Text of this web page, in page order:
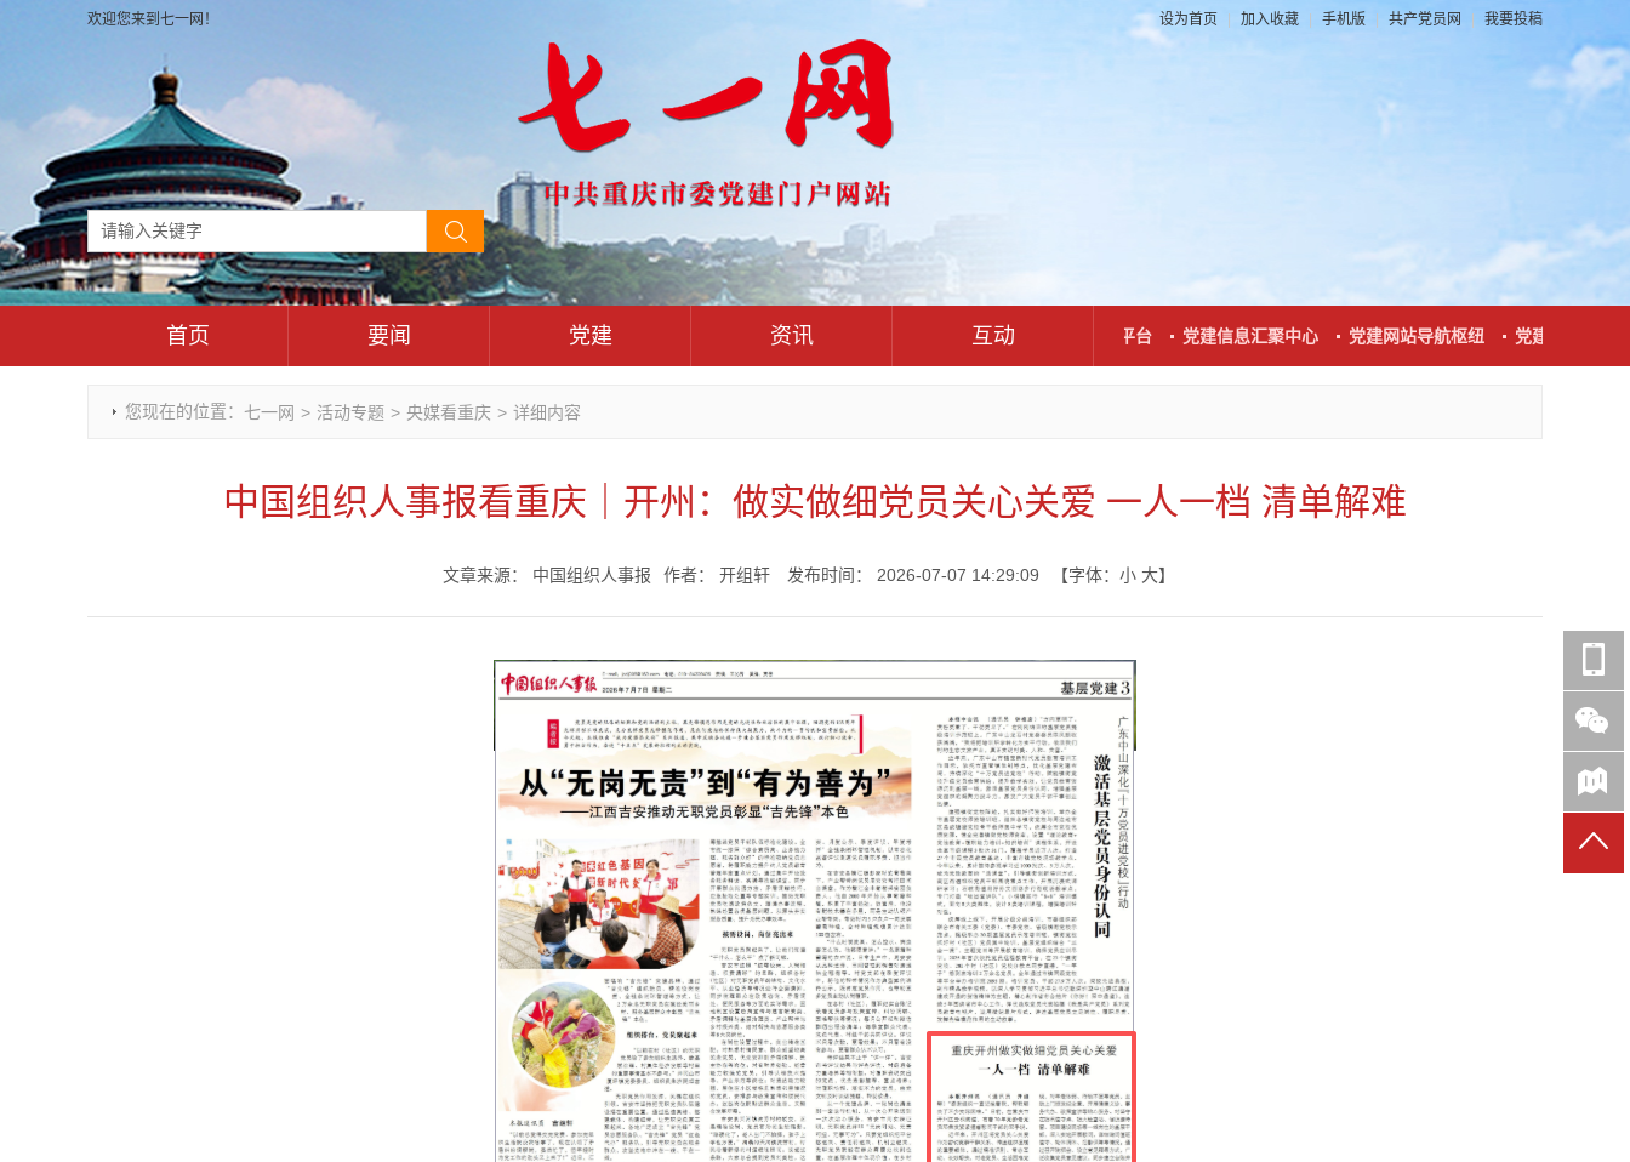
欢迎您来到七一网！ 设为首页 | 加入收藏 | 手机版 | 共产党员网 | 我要投稿
首页 要闻
重庆市领导活动报道集
理论武装
党建
干部工作
基层组织建设
资讯
党务知识
七一书院
互动
党建头条微信公众号
党群联系互动平台 党建信息汇聚中心 党建网站导航枢纽 党建新闻发布窗
您现在的位置： 七一网 > 活动专题 > 央媒看重庆 > 详细内容
中国组织人事报看重庆｜开州：做实做细党员关心关爱 一人一档 清单解难
文章来源： 中国组织人事报 作者： 开组轩 发布时间： 2026-07-07 14:29:09 【字体： 小 大】